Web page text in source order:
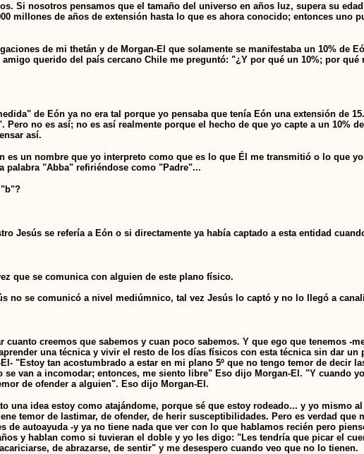
Si nosotros pensamos que el tamaño del universo en años luz, supera su
millones de años de extensión hasta lo que es ahora conocido; entonces uno
de mi thetán y de Morgan-El que solamente se manifestaba un 10% de
querido del país cercano Chile me preguntó: "¿Y por qué un 10%; por
de Eón ya no era tal porque yo pensaba que tenía Eón una extensión de
no es así; no es así realmente porque el hecho de que yo capte a un 10%
así.
es un nombre que yo interpreto como que es lo que Él me transmitió o lo que
"Abba" refiriéndose como "Padre"...
"b"?
Jesús se refería a Eón o si directamente ya había captado a esta entidad
que se comunica con alguien de este plano físico.
no se comunicó a nivel mediúmnico, tal vez Jesús lo captó y no lo llegó a
creemos que sabemos y cuan poco sabemos. Y que ego que tenemos -
una técnica y vivir el resto de los días físicos con esta técnica sin dar un
"Estoy tan acostumbrado a estar en mi plano 5º que no tengo temor de decir
se van a incomodar; entonces, me siento libre" Eso dijo Morgan-El. "Y cuando
de ofender a alguien". Eso dijo Morgan-El.
una idea estoy como atajándome, porque sé que estoy rodeado... y yo mismo
temor de lastimar, de ofender, de herir susceptibilidades. Pero es verdad
de autoayuda -y ya no tiene nada que ver con lo que hablamos recién pero
y hablan como si tuvieran el doble y yo les digo: "Les tendría que picar el
de abrazarse, de sentir" y me desespero cuando veo que no lo tienen.